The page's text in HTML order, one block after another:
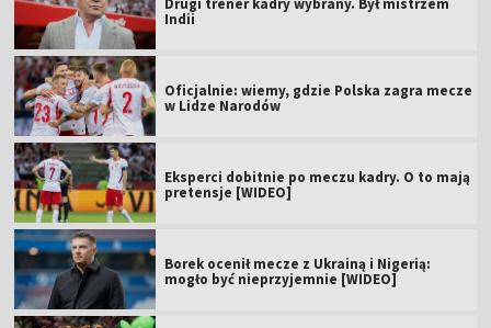
Indii
Oficjalnie: wiemy, gdzie Polska zagra mecze
w Lidze Narodów
Eksperci dobitnie po meczu kadry. O to mają
pretensje [WIDEO]
Borek ocenił mecze z Ukrainą i Nigerią:
mogło być nieprzyjemnie [WIDEO]